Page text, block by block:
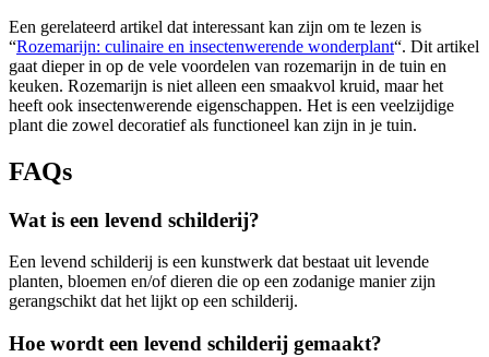
Een gerelateerd artikel dat interessant kan zijn om te lezen is
“Rozemarijn: culinaire en insectenwerende wonderplant“. Dit artikel
gaat dieper in op de vele voordelen van rozemarijn in de tuin en
keuken. Rozemarijn is niet alleen een smaakvol kruid, maar het
heeft ook insectenwerende eigenschappen. Het is een veelzijdige
plant die zowel decoratief als functioneel kan zijn in je tuin.
FAQs
Wat is een levend schilderij?
Een levend schilderij is een kunstwerk dat bestaat uit levende
planten, bloemen en/of dieren die op een zodanige manier zijn
gerangschikt dat het lijkt op een schilderij.
Hoe wordt een levend schilderij gemaakt?